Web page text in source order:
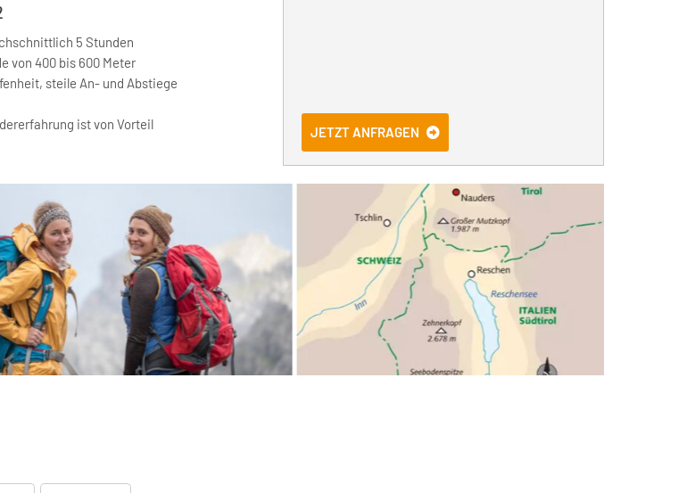
5 Stunden
von 400 bis 600 Meter
steile An- und Abstiege
ist von Vorteil
JETZT ANFRAGEN